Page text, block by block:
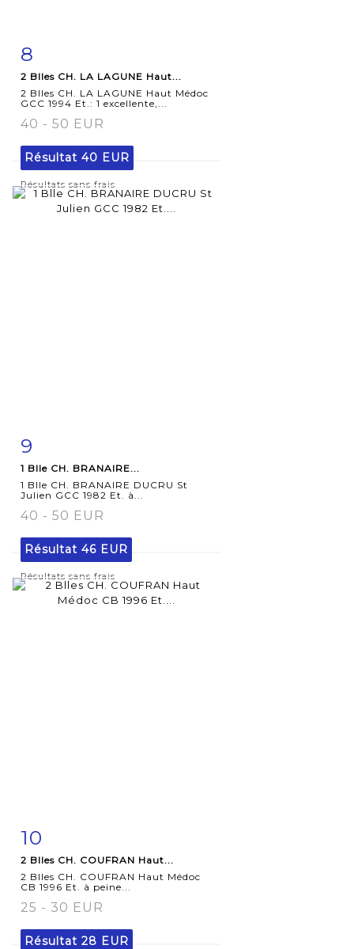
8
2 Blles CH. LA LAGUNE Haut...
2 Blles CH. LA LAGUNE Haut Médoc
GCC 1994 Et.: 1 excellente,...
40 - 50 EUR
Résultat 40 EUR
Résultats sans frais
9
1 Blle CH. BRANAIRE...
1 Blle CH. BRANAIRE DUCRU St
Julien GCC 1982 Et. à...
40 - 50 EUR
Résultat 46 EUR
Résultats sans frais
10
2 Blles CH. COUFRAN Haut...
2 Blles CH. COUFRAN Haut Médoc
CB 1996 Et. à peine...
25 - 30 EUR
Résultat 28 EUR